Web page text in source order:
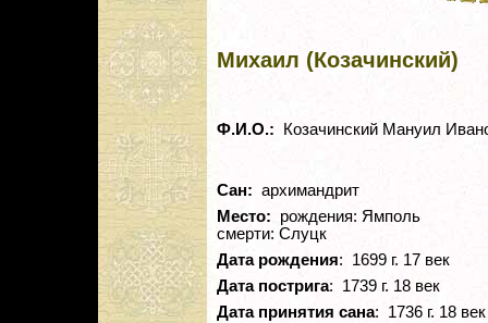
Михаил (Козачинский)
Ф.И.О.: Козачинский Мануил
Сан: архимандрит
Место: рождения: Ямполь
смерти: Слуцк
Дата рождения: 1699 г. 17 век
Дата пострига: 1739 г. 18 век
Дата принятия сана: 1736 г. 18 век